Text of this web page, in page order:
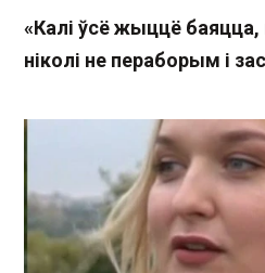
«Калі ўсё жыццё
ніколі не пераборым і